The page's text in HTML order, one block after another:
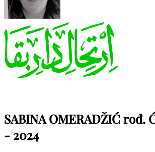
SABINA OMERADŽIĆ rođ.
- 2024